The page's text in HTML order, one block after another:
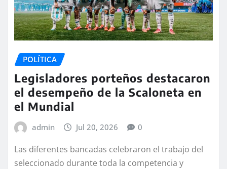
POLÍTICA
Legisladores porteños destacaron
el desempeño de la Scaloneta en
el Mundial
admin Jul 20, 2026 0
Las diferentes bancadas celebraron el trabajo del
seleccionado durante toda la competencia y